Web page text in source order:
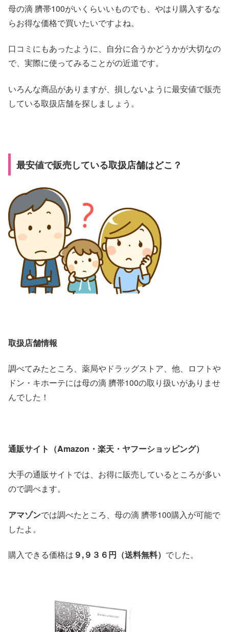
母の滴 臍帯100がいくらいいものでも、やはり購入するな
らお得な価格で買いたいですよね。
口コミにもあったように、自分に合うかどうかが大切なの
で、実際に使ってみることがの近道です。
いろんな商品がありますが、損しないように最安値で販売
している取扱店舗を探しましょう。
最安値で販売している取扱店舗はどこ？
取扱店舗情報
調べてみたところ、薬局やドラッグストア、他、ロフトや
ドン・キホーテには母の滴 臍帯100の取り扱いがありませ
んでした！
通販サイト（Amazon・楽天・ヤフーショッピング）
大手の通販サイトでは、お得に販売しているところが多い
ので調べます。
アマゾンでは調べたところ、母の滴 臍帯100購入が可能で
したよ。
購入できる価格は ９,９３６円（送料無料） でした。